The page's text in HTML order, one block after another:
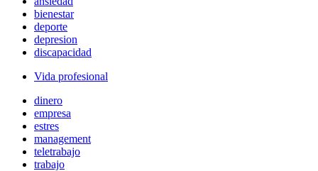
bienestar
deporte
depresion
discapacidad
Vida profesional
dinero
empresa
estres
management
teletrabajo
trabajo